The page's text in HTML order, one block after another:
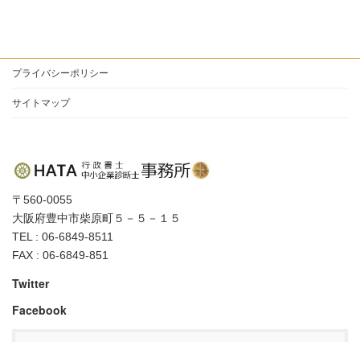
プライバシーポリシー
サイトマップ
〒560-0055
大阪府豊中市柴原町５－５－１５
TEL : 06-6849-8511
FAX : 06-6849-851
Twitter
Facebook